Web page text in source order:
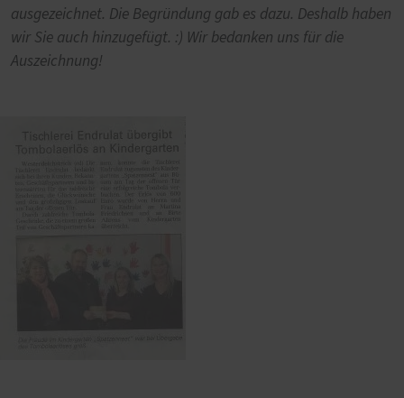
ausgezeichnet. Die Begründung gab es dazu. Deshalb haben
wir Sie auch hinzugefügt. :) Wir bedanken uns für die
Auszeichnung!